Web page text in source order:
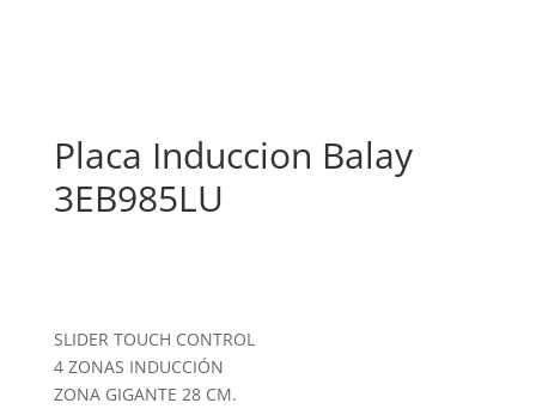
Placa Induccion Balay
3EB985LU
SLIDER TOUCH CONTROL
4 ZONAS INDUCCIÓN
ZONA GIGANTE 28 CM.